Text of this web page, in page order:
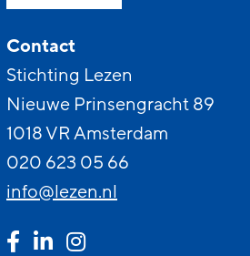
Contact
Stichting Lezen
Nieuwe Prinsengracht 89
1018 VR Amsterdam
020 623 05 66
info@lezen.nl